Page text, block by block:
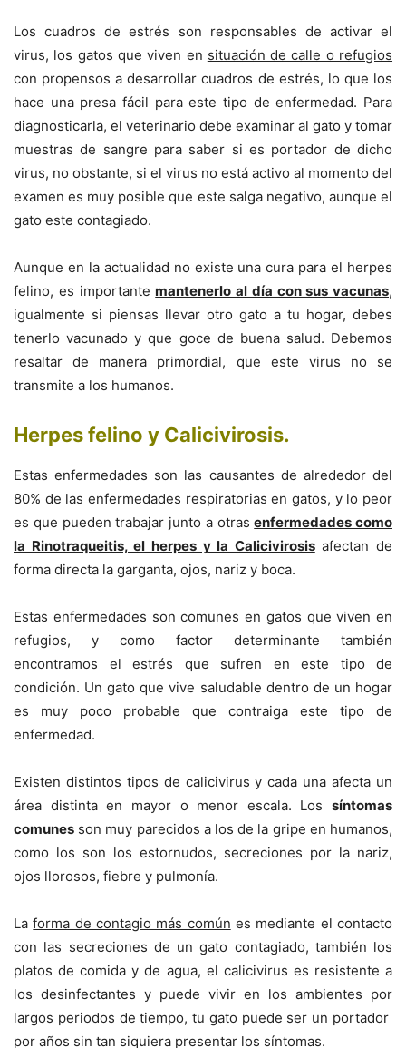
Los cuadros de estrés son responsables de activar el
virus, los gatos que viven en situación de calle o refugios
con propensos a desarrollar cuadros de estrés, lo que los
hace una presa fácil para este tipo de enfermedad. Para
diagnosticarla, el veterinario debe examinar al gato y tomar
muestras de sangre para saber si es portador de dicho
virus, no obstante, si el virus no está activo al momento del
examen es muy posible que este salga negativo, aunque el
gato este contagiado.
Aunque en la actualidad no existe una cura para el herpes
felino, es importantemantenerlo al día con sus vacunas,
igualmente si piensas llevar otro gato a tu hogar, debes
tenerlo vacunado y que goce de buena salud. Debemos
resaltar de manera primordial, que este virus no se
transmite a los humanos.
Herpes felino y Calicivirosis.
Estas enfermedades son las causantes de alrededor del
80% de las enfermedades respiratorias en gatos, y lo peor
es que pueden trabajar junto a otrasenfermedades como
la Rinotraqueitis, el herpes y la Calicivirosisafectan de
forma directa la garganta, ojos, nariz y boca.
Estas enfermedades son comunes en gatos que viven en
refugios, y como factor determinante también
encontramos el estrés que sufren en este tipo de
condición. Un gato que vive saludable dentro de un hogar
es muy poco probable que contraiga este tipo de
enfermedad.
Existen distintos tipos de calicivirus y cada una afecta un
área distinta en mayor o menor escala. Los síntomas
comunes son muy parecidos a los de la gripe en humanos,
como los son los estornudos, secreciones por la nariz,
ojos llorosos, fiebre y pulmonía.
Laforma de contagio más común es mediante el contacto
con las secreciones de un gato contagiado, también los
platos de comida y de agua, el calicivirus es resistente a
los desinfectantes y puede vivir en los ambientes por
largos periodos de tiempo, tu gato puede ser un portador
por años sin tan siquiera presentar los síntomas.